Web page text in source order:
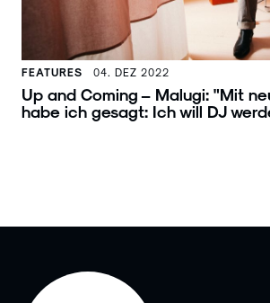
FEATURES 04. DEZ 2022
Up and Coming – Malugi: "Mit
habe ich gesagt: Ich will DJ